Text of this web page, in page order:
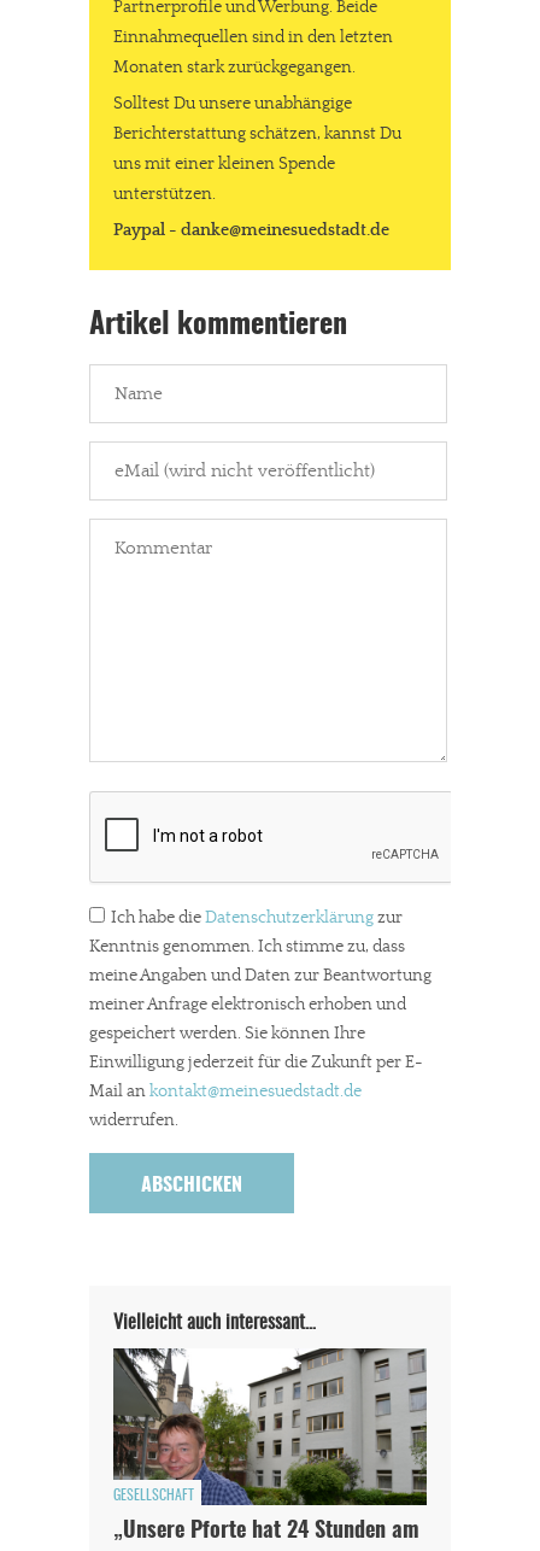
Partnerprofile und Werbung. Beide
Einnahmequellen sind in den letzten
Monaten stark zurückgegangen.
Solltest Du unsere unabhängige
Berichterstattung schätzen, kannst Du
uns mit einer kleinen Spende
unterstützen.
Paypal - danke@meinesuedstadt.de
Artikel kommentieren
Ich habe dieDatenschutzerklärungzur
Kenntnis genommen. Ich stimme zu, dass
meine Angaben und Daten zur Beantwortung
meiner Anfrage elektronisch erhoben und
gespeichert werden. Sie können Ihre
Einwilligung jederzeit für die Zukunft per E-
Mail ankontakt@meinesuedstadt.de
widerrufen.
Vielleicht auch interessant…
GESELLSCHAFT
„Unsere Pforte hat 24 Stunden am